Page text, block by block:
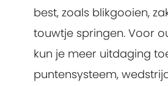
best, zoals blikgooien,
touwtje springen. Voor
kun je meer uitdaging
puntensysteem,